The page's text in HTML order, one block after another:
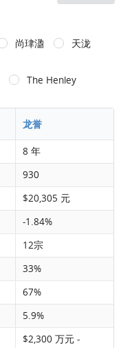
尚珒溋 天泷
The Henley
龙誉
8 年
930
$20,305 元
-1.84%
12宗
33%
67%
5.9%
$2,300 万元 -